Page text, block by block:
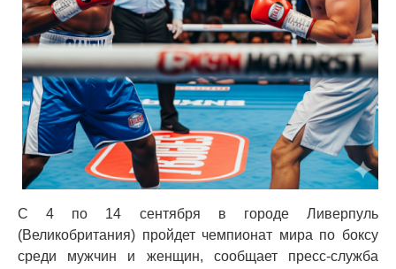
С 4 по 14 сентября в городе Ливерпуль
(Великобритания) пройдет чемпионат мира по боксу
среди мужчин и женщин, сообщает пресс-служба